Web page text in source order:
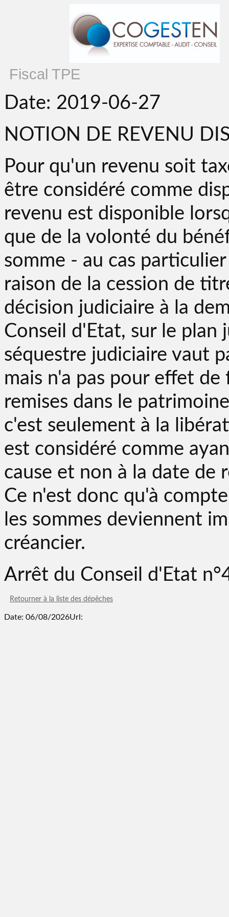
Fiscal TPE
Date: 2019-06-27
NOTION DE REVENU
Pour qu'un revenu soit
être considéré comme
revenu est disponible
que de la volonté du
somme - au cas
raison de la cession de
décision judiciaire à la
Conseil d'Etat, sur le plan
séquestre judiciaire vaut
mais n'a pas pour effet
remises dans le
c'est seulement à la
est considéré comme
cause et non à la date de
Ce n'est donc qu'à
les sommes deviennent
créancier.
Arrêt du Conseil d'Etat
Retourner à la liste des dépêches
Date: 06/08/2026Url: